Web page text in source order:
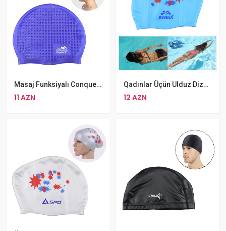
Masaj Funksiyalı Conquest Üzgüçülük Papağı Rengli
11 AZN
Qadınlar Üçün Ulduz Dizaynlı Uzun Saçlar Üçün Silikon Üzgüçülük Papağı
12 AZN